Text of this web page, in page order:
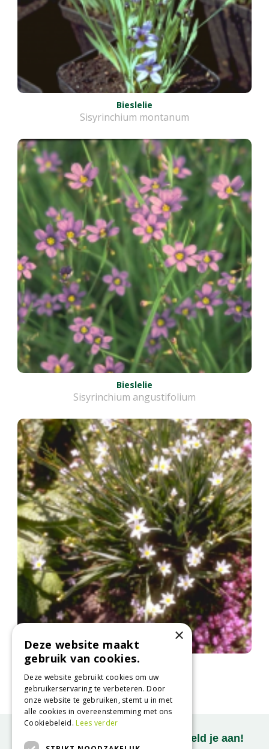
Bieslelie
Sisyrinchium montanum
Bieslelie
Sisyrinchium angustifolium
Bieslelie
Sisyrinchium 'Mrs Spivey'
Onze nieuwsbrief ontvangen? Meld je aan!
×
Deze website maakt
gebruik van cookies.
Deze website gebruikt cookies om uw
gebruikerservaring te verbeteren. Door
onze website te gebruiken, stemt u in met
alle cookies in overeenstemming met ons
Cookiebeleid.Lees verder